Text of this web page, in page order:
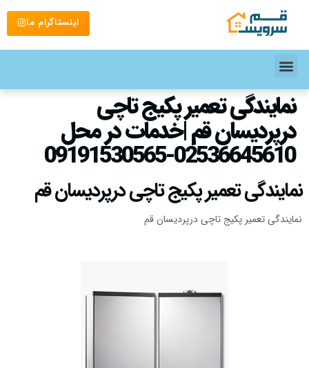
اینستاگرام ما
نمایندگی تعمیر پکیج تاچی
درپردیسان قم |خدمات در محل
02536645610-09191530565
نمایندگی تعمیر پکیج تاچی درپردیسان قم
نمایندگی تعمیر پکیج تاچی درپردیسان قم